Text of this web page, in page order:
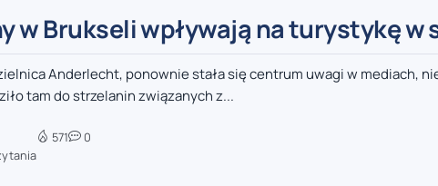
w Brukseli wpływają na turystykę w
Anderlecht, ponownie stała się centrum uwagi w mediach,
tam do strzelanin związanych z...
571 0